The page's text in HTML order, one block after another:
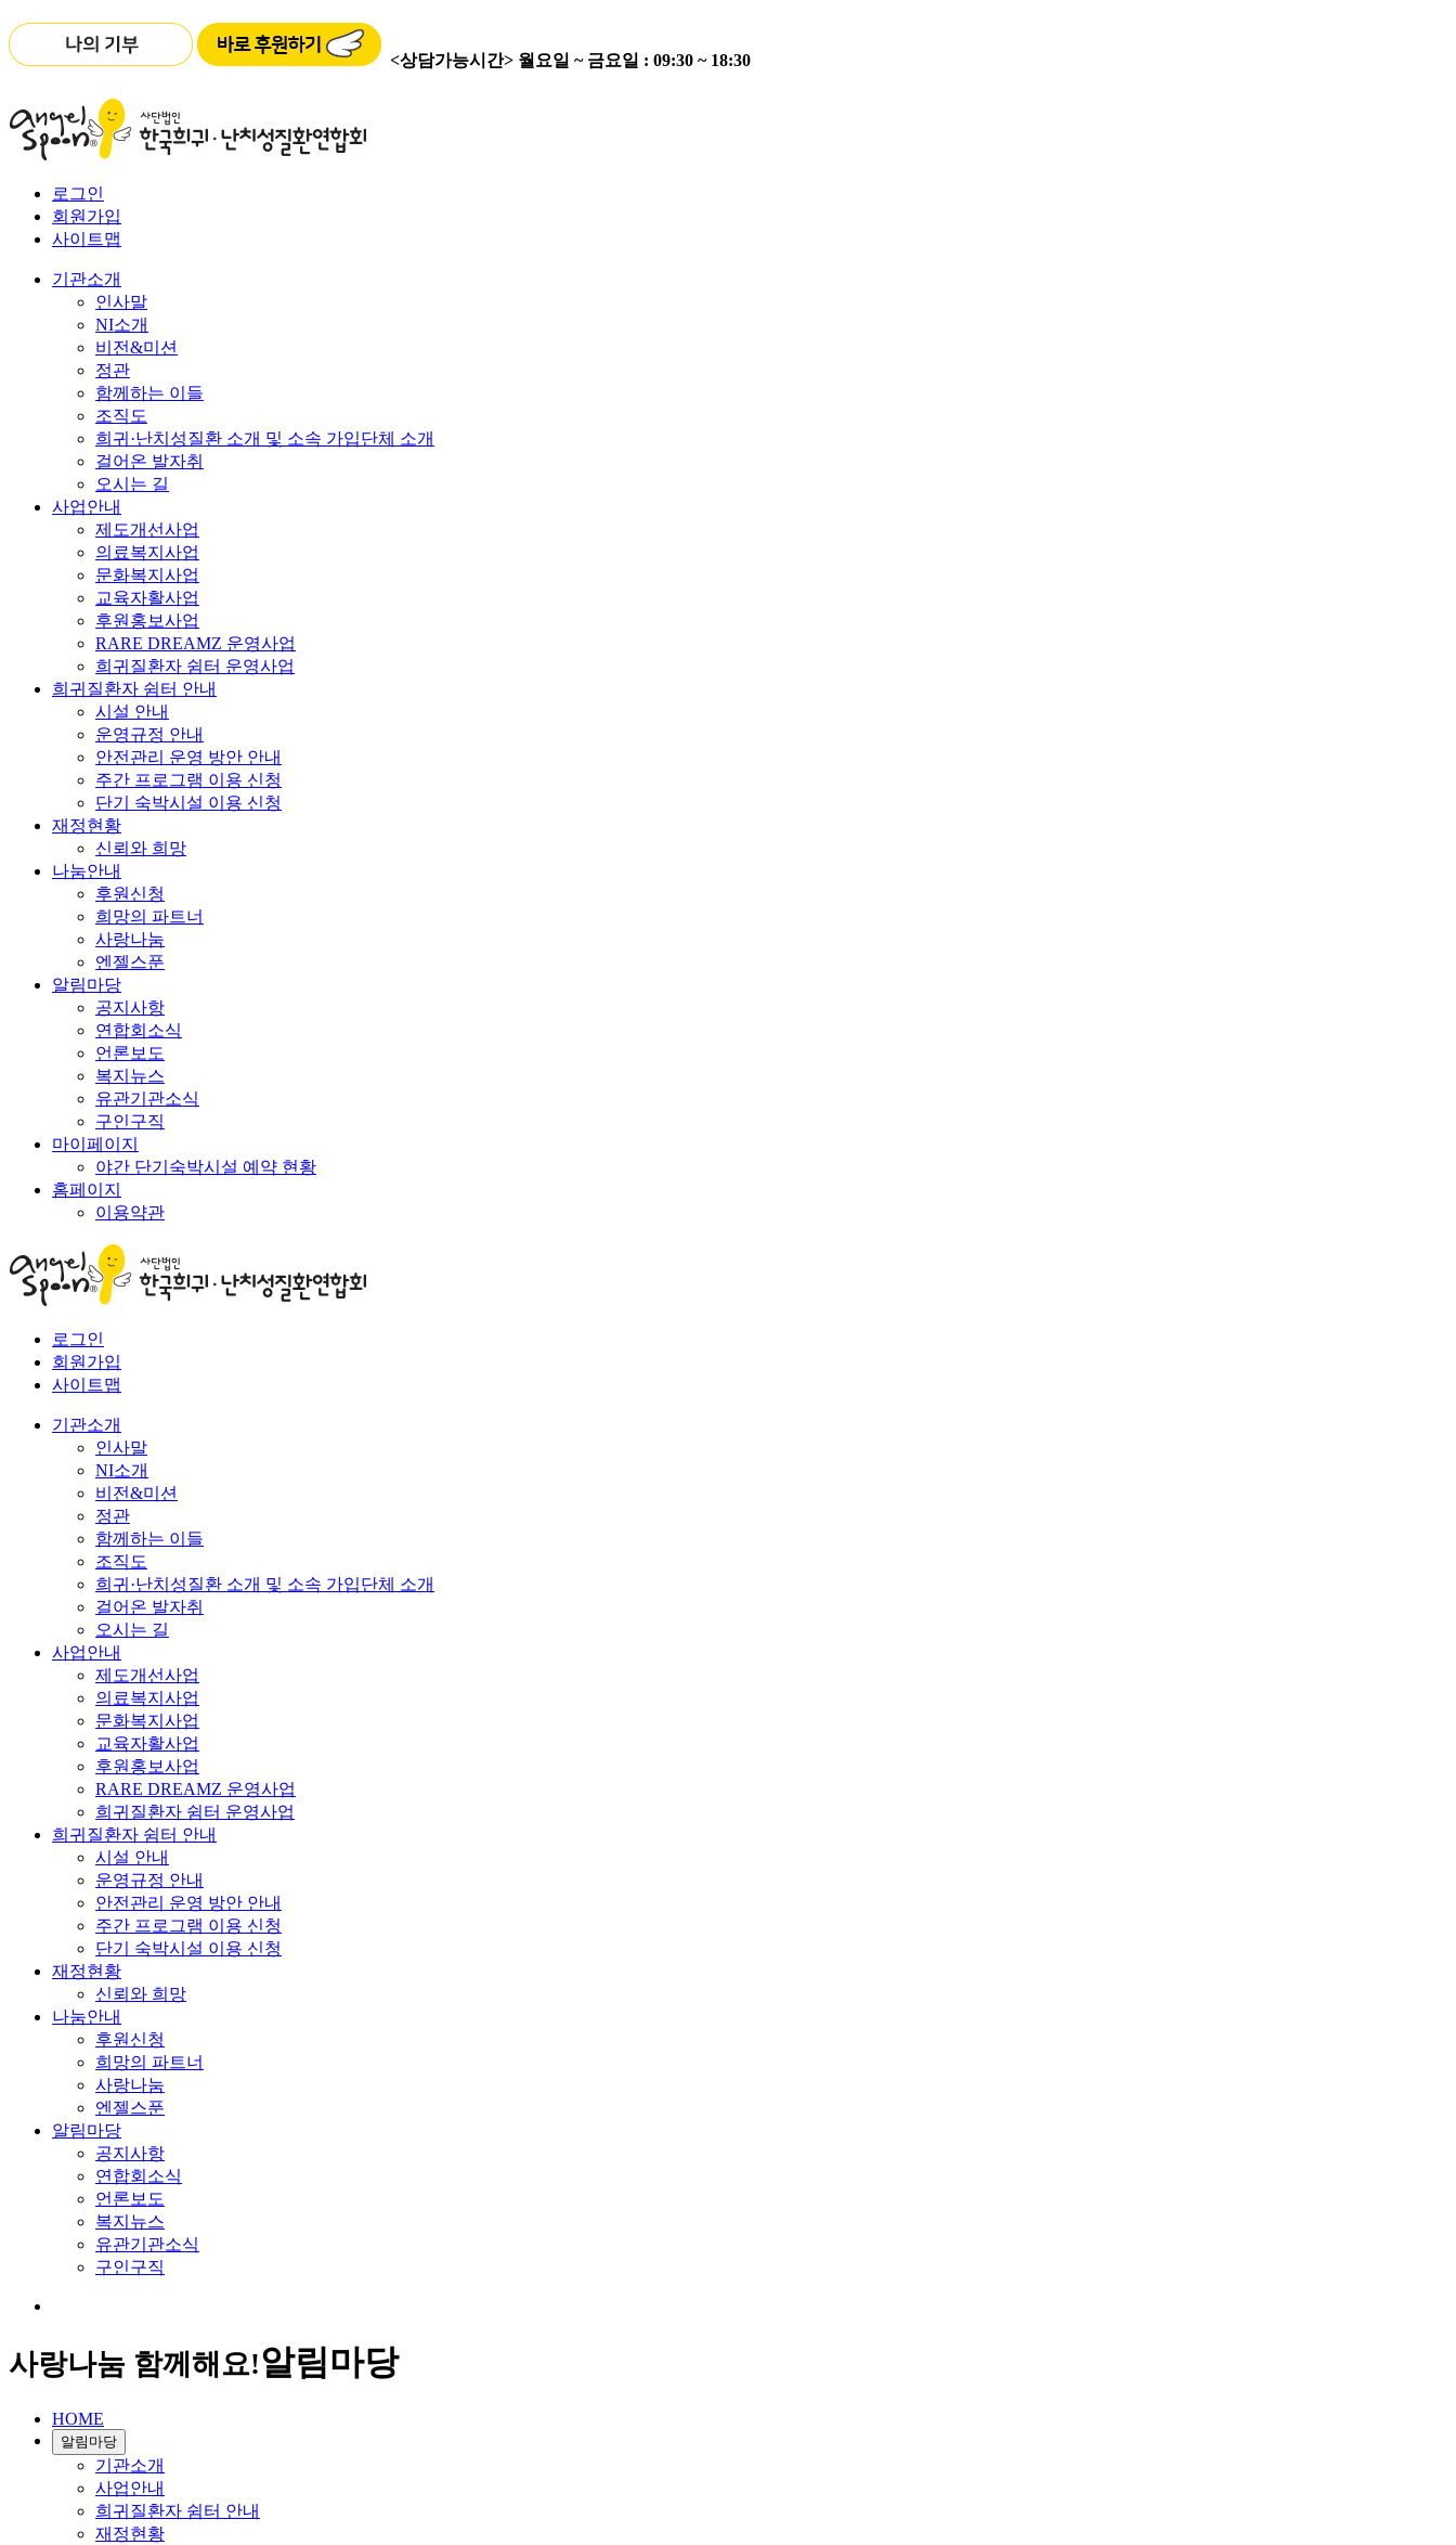
<상담가능시간> 월요일 ~ 금요일 : 09:30 ~ 18:30
로그인
회원가입
사이트맵
기관소개
인사말
NI소개
비전&미션
정관
함께하는 이들
조직도
희귀·난치성질환 소개 및 소속 가입단체 소개
걸어온 발자취
오시는 길
사업안내
제도개선사업
의료복지사업
문화복지사업
교육자활사업
후원홍보사업
RARE DREAMZ 운영사업
희귀질환자 쉼터 운영사업
희귀질환자 쉼터 안내
시설 안내
운영규정 안내
안전관리 운영 방안 안내
주간 프로그램 이용 신청
단기 숙박시설 이용 신청
재정현황
신뢰와 희망
나눔안내
후원신청
희망의 파트너
사랑나눔
엔젤스푼
알림마당
공지사항
연합회소식
언론보도
복지뉴스
유관기관소식
구인구직
마이페이지
야간 단기숙박시설 예약 현황
홈페이지
이용약관
로그인
회원가입
사이트맵
기관소개
인사말
NI소개
비전&미션
정관
함께하는 이들
조직도
희귀·난치성질환 소개 및 소속 가입단체 소개
걸어온 발자취
오시는 길
사업안내
제도개선사업
의료복지사업
문화복지사업
교육자활사업
후원홍보사업
RARE DREAMZ 운영사업
희귀질환자 쉼터 운영사업
희귀질환자 쉼터 안내
시설 안내
운영규정 안내
안전관리 운영 방안 안내
주간 프로그램 이용 신청
단기 숙박시설 이용 신청
재정현황
신뢰와 희망
나눔안내
후원신청
희망의 파트너
사랑나눔
엔젤스푼
알림마당
공지사항
연합회소식
언론보도
복지뉴스
유관기관소식
구인구직
사랑나눔 함께해요!알림마당
HOME
알림마당
기관소개
사업안내
희귀질환자 쉼터 안내
재정현황